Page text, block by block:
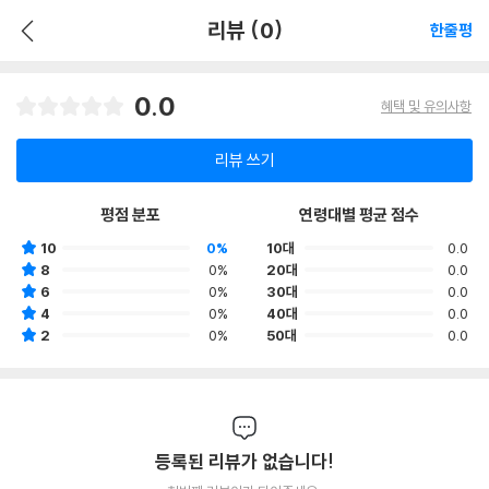
리뷰 (0) 한줄평
0.0 혜택 및 유의사항
리뷰 쓰기
평점 분포
10
0%
8
0%
6
0%
4
0%
2
0%
연령대별 평균 점수
10대
0.0
20대
0.0
30대
0.0
40대
0.0
50대
0.0
등록된 리뷰가 없습니다!